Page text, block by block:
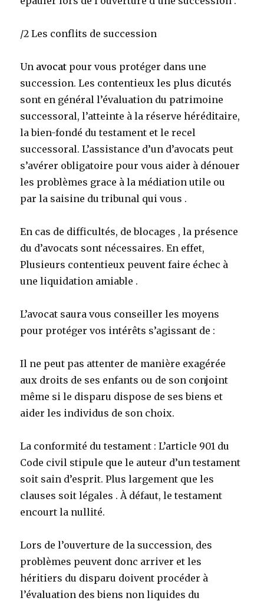
/2 Les conflits de succession
Un avocat pour vous protéger dans une
succession. Les contentieux les plus dicutés
sont en général l’évaluation du patrimoine
successoral, l’atteinte à la réserve héréditaire,
la bien-fondé du testament et le recel
successoral. L’assistance d’un d’avocats peut
s’avérer obligatoire pour vous aider à dénouer
les problèmes grace à la médiation utile ou
par la saisine du tribunal qui vous .
En cas de difficultés, de blocages , la présence
du d’avocats sont nécessaires. En effet,
Plusieurs contentieux peuvent faire échec à
une liquidation amiable .
L’avocat saura vous conseiller les moyens
pour protéger vos intérêts s’agissant de :
Il ne peut pas attenter de manière exagérée
aux droits de ses enfants ou de son conjoint
même si le disparu dispose de ses biens et
aider les individus de son choix.
La conformité du testament : L’article 901 du
Code civil stipule que le auteur d’un testament
soit sain d’esprit. Plus largement que les
clauses soit légales . À défaut, le testament
encourt la nullité.
Lors de l’ouverture de la succession, des
problèmes peuvent donc arriver et les
héritiers du disparu doivent procéder à
l’évaluation des biens non liquides du